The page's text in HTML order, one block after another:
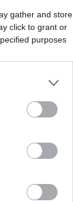
gather and store
click to grant or
purposes